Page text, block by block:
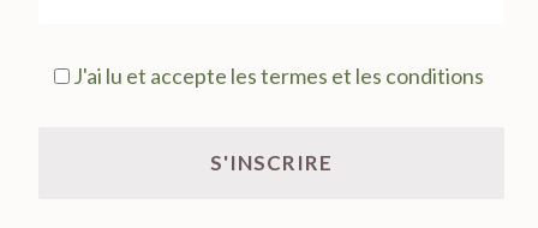
J'ai lu et accepte les termes et les conditions